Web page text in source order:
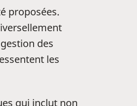
proposées.
des
les
qui inclut non